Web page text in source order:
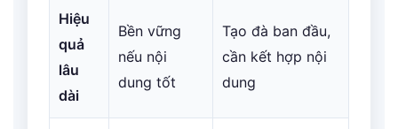
Hiệu
quả
lâu
dài
Bền vững
nếu nội
dung tốt
Tạo đà ban đầu,
cần kết hợp nội
dung